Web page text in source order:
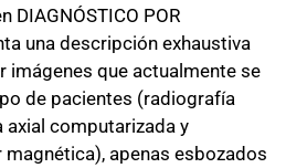
DIAGNÓSTICO POR
una descripción exhaustiva
imágenes que actualmente se
de pacientes (radiografía
computarizada y
magnética), apenas esbozados